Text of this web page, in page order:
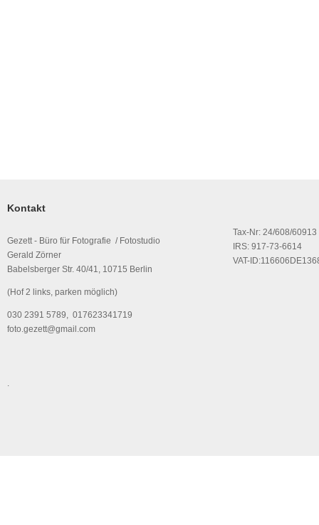
Kontakt
Gezett - Büro für Fotografie / Fotostudio
Gerald Zörner
Babelsberger Str. 40/41, 10715 Berlin
(Hof 2 links, parken möglich)
030 2391 5789, 017623341719
foto.gezett@gmail.com
Tax-Nr: 24/608/60913
IRS: 917-73-6614
VAT-
.